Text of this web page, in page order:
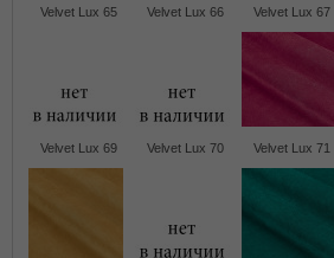
Velvet Lux 65 Velvet Lux 66 Velvet Lux 67
Velvet Lux 69 Velvet Lux 70 Velvet Lux 71